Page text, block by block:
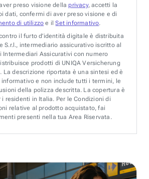
preso visione della privacy, accetti la
dati, confermi di aver preso visione e di
di utilizzo e ilSet informativo.
contro il furto d’identità digitale è distribuita
S.r.l., intermediario assicurativo iscritto al
Intermediari Assicurativi con numero
prodotti di UNIQA Versicherung
La descrizione riportata è una sintesi ed è
informativo e non include tutti i termini, le
della polizza descritta. La copertura è
residenti in Italia. Per le Condizioni di
relative al prodotto acquistato, fai
presenti nella tua Area Riservata.